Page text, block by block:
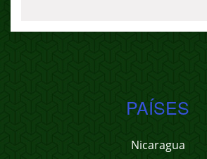
PAÍSES
Nicaragua